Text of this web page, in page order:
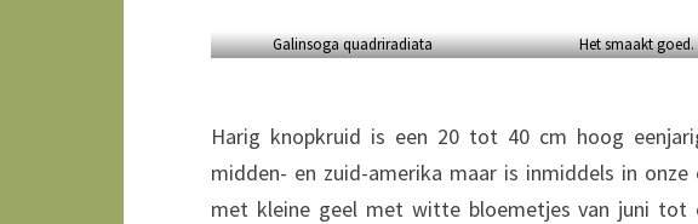
Galinsoga quadriradiata Het smaakt goed.
Harig knopkruid is een 20 tot 40 cm hoog
midden- en zuid-amerika maar is inmiddels in
met kleine geel met witte bloemetjes van juni tot